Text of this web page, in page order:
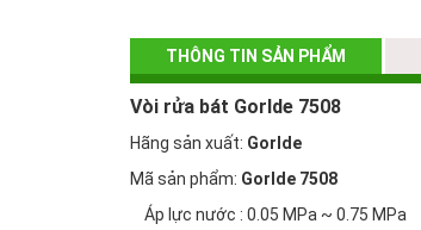
THÔNG TIN SẢN PHẨM
Vòi rửa bát Gorlde 7508
Hãng sản xuất: Gorlde
Mã sản phẩm: Gorlde 7508
Áp lực nước : 0.05 MPa ~ 0.75 MPa